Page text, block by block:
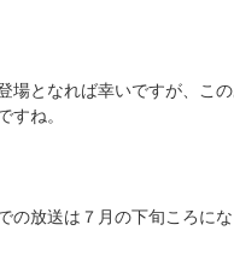
場となれば幸いですが、こ
すね。
の放送は７月の下旬ころにな